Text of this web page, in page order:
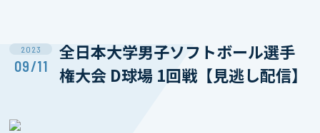
2023
09/11
全日本大学男子ソフトボール選手
権大会 D球場 1回戦【見逃し配信】